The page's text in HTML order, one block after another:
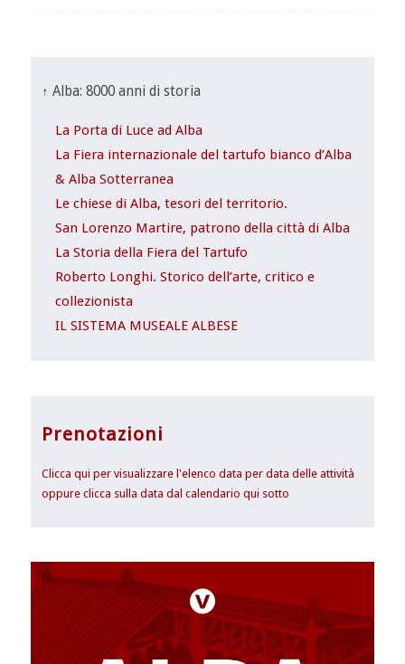
↑ Alba: 8000 anni di storia
La Porta di Luce ad Alba
La Fiera internazionale del tartufo bianco d’Alba
& Alba Sotterranea
Le chiese di Alba, tesori del territorio.
San Lorenzo Martire, patrono della città di Alba
La Storia della Fiera del Tartufo
Roberto Longhi. Storico dell’arte, critico e
collezionista
IL SISTEMA MUSEALE ALBESE
Prenotazioni
Clicca qui per visualizzare l'elenco data per data delle attività
oppure clicca sulla data dal calendario qui sotto